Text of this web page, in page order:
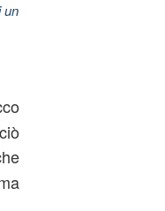
un